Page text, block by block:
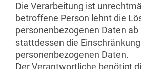
Die Verarbeitung ist
betroffene Person lehnt die
personenbezogenen Daten
stattdessen die
personenbezogenen Daten.